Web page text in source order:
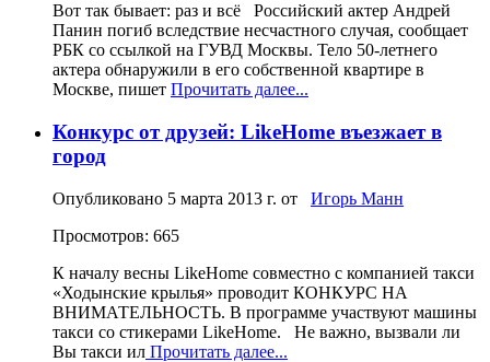
Вот так бывает: раз и всё Российский актер Андрей
Панин погиб вследствие несчастного случая, сообщает
РБК со ссылкой на ГУВД Москвы. Тело 50-летнего
актера обнаружили в его собственной квартире в
Москве, пишет Прочитать далее...
Конкурс от друзей: LikeHome въезжает в
город
Опубликовано 5 марта 2013 г. от Игорь Манн
Просмотров: 665
К началу весны LikeHome совместно с компанией такси
«Ходынские крылья» проводит КОНКУРС НА
ВНИМАТЕЛЬНОСТЬ. В программе участвуют машины
такси со стикерами LikeHome. Не важно, вызвали ли
Вы такси ил Прочитать далее...